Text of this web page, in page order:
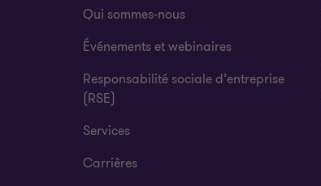
Qui sommes-nous
Événements et webinaires
Responsabilité sociale d’entreprise
(RSE)
Services
Carrières